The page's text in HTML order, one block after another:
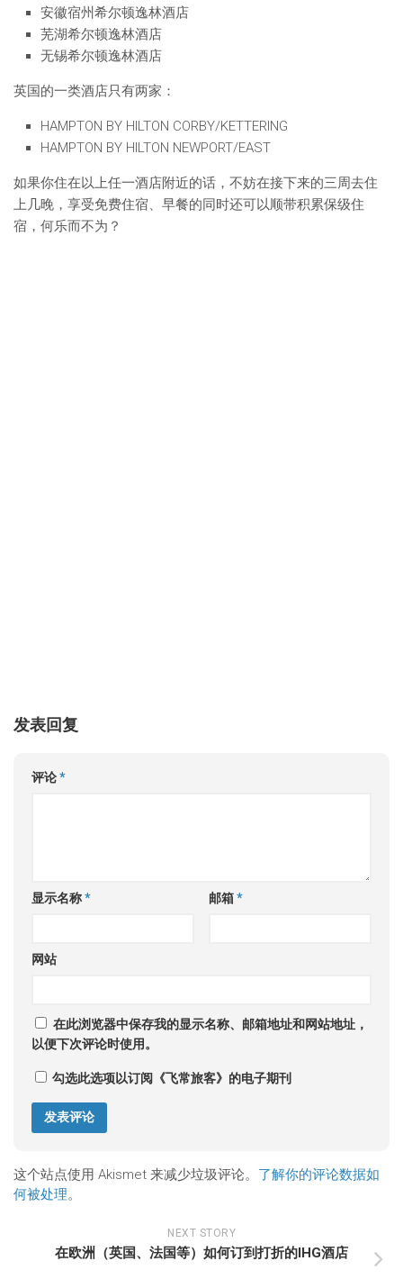
安徽宿州希尔顿逸林酒店
芜湖希尔顿逸林酒店
无锡希尔顿逸林酒店
英国的一类酒店只有两家：
HAMPTON BY HILTON CORBY/KETTERING
HAMPTON BY HILTON NEWPORT/EAST
如果你住在以上任一酒店附近的话，不妨在接下来的三周去住
上几晚，享受免费住宿、早餐的同时还可以顺带积累保级住
宿，何乐而不为？
发表回复
评论*
显示名称* 邮箱*
网站
在此浏览器中保存我的显示名称、邮箱地址和网站地址，
以便下次评论时使用。
勾选此选项以订阅《飞常旅客》的电子期刊
这个站点使用 Akismet 来减少垃圾评论。 了解你的评论数据如
何被处理。
NEXT STORY
在欧洲（英国、法国等）如何订到打折的IHG酒店